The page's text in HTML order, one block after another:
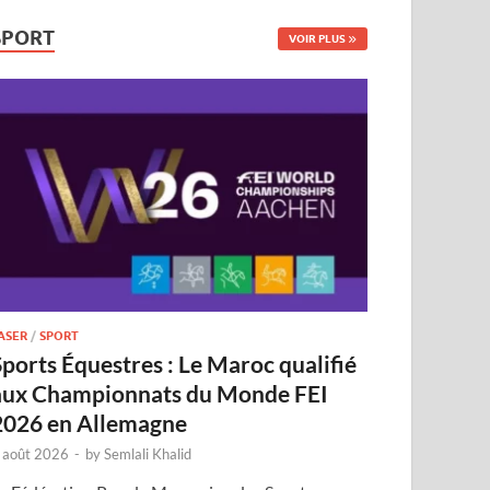
VOIR PLUS
/SPORT
Équestres : Le Maroc qualifié
Championnats du Monde FEI
en Allemagne
2026 - bySemlali Khalid